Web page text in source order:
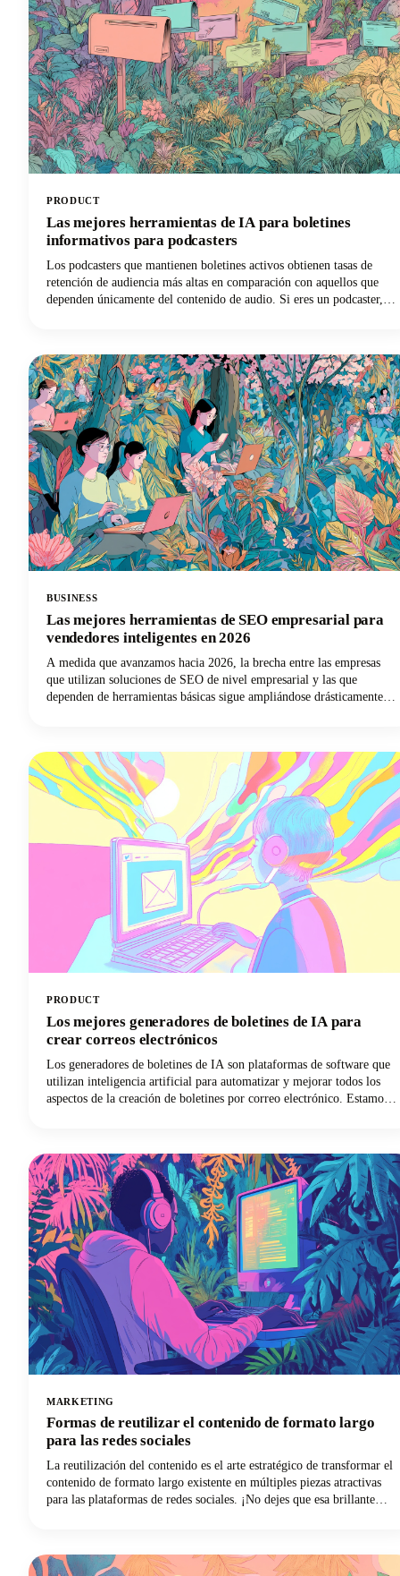
PRODUCT
Las mejores herramientas de IA para boletines
informativos para podcasters
Los podcasters que mantienen boletines activos obtienen tasas de
retención de audiencia más altas en comparación con aquellos que
dependen únicamente del contenido de audio. Si eres un podcaster,
constante en múltiples plataformas.
BUSINESS
Las mejores herramientas de SEO empresarial para
vendedores inteligentes en 2026
A medida que avanzamos hacia 2026, la brecha entre las empresas
que utilizan soluciones de SEO de nivel empresarial y las que
dependen de herramientas básicas sigue ampliándose drásticamente.
PRODUCT
Los mejores generadores de boletines de IA para
crear correos electrónicos
Los generadores de boletines de IA son plataformas de software que
utilizan inteligencia artificial para automatizar y mejorar todos los
aspectos de la creación de boletines por correo electrónico. Estamos
hacer todo esto con una mínima intervención humana!
MARKETING
Formas de reutilizar el contenido de formato largo
para las redes sociales
La reutilización del contenido es el arte estratégico de transformar el
contenido de formato largo existente en múltiples piezas atractivas
para las plataformas de redes sociales. ¡No dejes que esa brillante
sociales para ampliar su alcance y maximizar nuestra inversión en